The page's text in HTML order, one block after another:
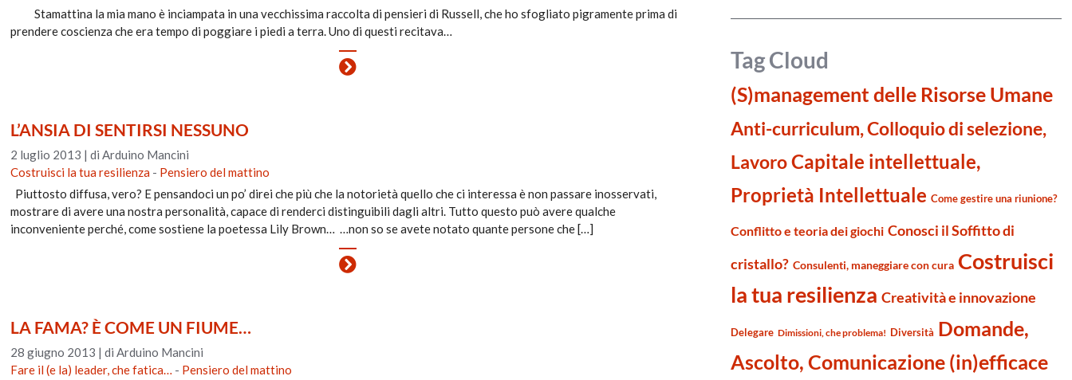
Stamattina la mia mano è inciampata in una vecchissima raccolta di pensieri di Russell, che ho sfogliato pigramente prima di
prendere coscienza che era tempo di poggiare i piedi a terra. Uno di questi recitava…
L’ANSIA DI SENTIRSI NESSUNO
2 luglio 2013 |di Arduino Mancini
Costruisci la tua resilienza - Pensiero del mattino
Piuttosto diffusa, vero? E pensandoci un po’ direi che più che la notorietà quello che ci interessa è non passare inosservati,
mostrare di avere una nostra personalità, capace di renderci distinguibili dagli altri. Tutto questo può avere qualche
inconveniente perché, come sostiene la poetessa Lily Brown… …non so se avete notato quante persone che […]
LA FAMA? È COME UN FIUME…
28 giugno 2013 |di Arduino Mancini
Fare il (e la) leader, che fatica… - Pensiero del mattino
Tag Cloud
(S)management delle Risorse Umane
Anti-curriculum, Colloquio di selezione,
LavoroCapitale intellettuale,
Proprietà Intellettuale Come gestire una riunione?
Conflitto e teoria dei giochi Conosci il Soffitto di
cristallo? Consulenti, maneggiare con cura Costruisci
la tua resilienza Creatività e innovazione
Delegare Dimissioni, che problema! Diversità Domande,
Ascolto, Comunicazione (in)efficace